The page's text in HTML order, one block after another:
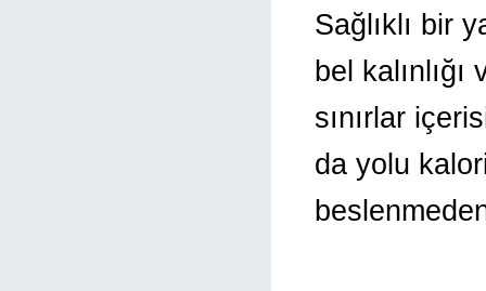
Sağlıklı bir
bel
sınırlar
da yolu